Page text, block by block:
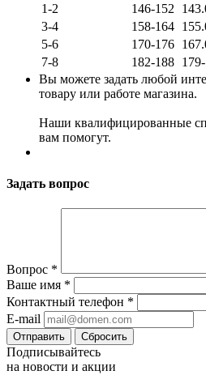
1-2
146-152
3-4
158-164
5-6
170-176
7-8
182-188
Вы можете задать любой
товару или работе магазина.
Наши квалифицированные
вам помогут.
Задать вопрос
Вопрос *
Ваше имя *
Контактный телефон *
E-mail
Сбросить
Подписывайтесь
на новости и акции